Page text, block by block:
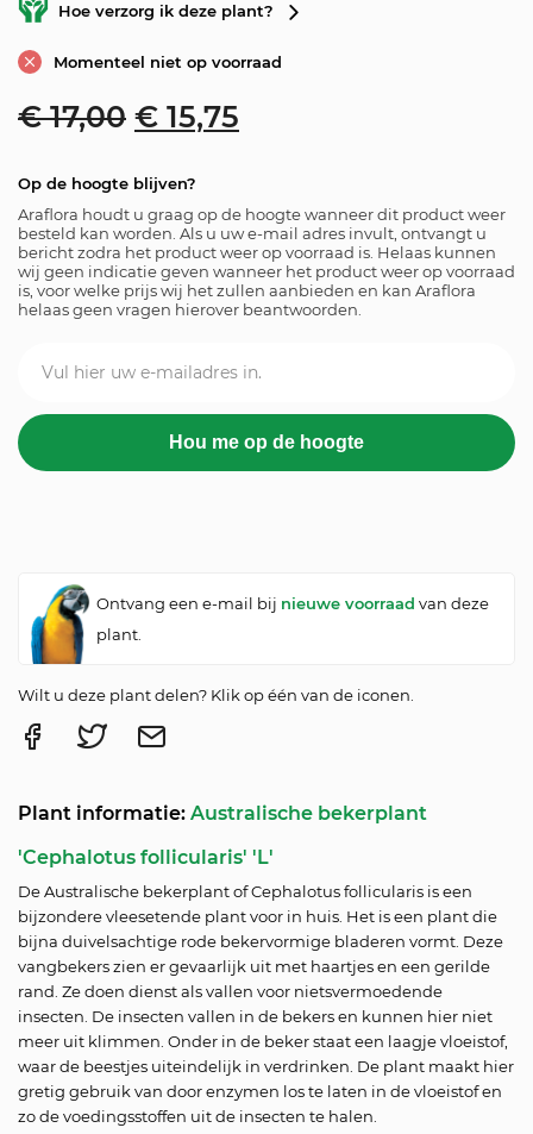
Hoe verzorg ik deze plant?
Momenteel niet op voorraad
€17,00 Original price was: €
€ 15,75
Op de hoogte blijven?
Araflora houdt u graag op de hoogte wanneer dit product weer
besteld kan worden. Als u uw e-mail adres invult, ontvangt u
bericht zodra het product weer op voorraad is. Helaas kunnen
wij geen indicatie geven wanneer het product weer op voorraad
is, voor welke prijs wij het zullen aanbieden en kan Araflora
helaas geen vragen hierover beantwoorden.
Ontvang een e-mail bij nieuwe voorraad van deze
plant.
Wilt u deze plant delen? Klik op één van de iconen.
Plant informatie: Australische bekerplant
'Cephalotus follicularis' 'L'
De Australische bekerplant of Cephalotus follicularis is een
bijzondere vleesetende plant voor in huis. Het is een plant die
bijna duivelsachtige rode bekervormige bladeren vormt. Deze
vangbekers zien er gevaarlijk uit met haartjes en een gerilde
rand. Ze doen dienst als vallen voor nietsvermoedende
insecten. De insecten vallen in de bekers en kunnen hier niet
meer uit klimmen. Onder in de beker staat een laagje vloeistof,
waar de beestjes uiteindelijk in verdrinken. De plant maakt hier
gretig gebruik van door enzymen los te laten in de vloeistof en
zo de voedingsstoffen uit de insecten te halen.